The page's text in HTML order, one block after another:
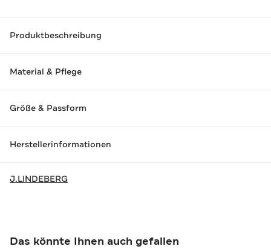
Produktbeschreibung
Material & Pflege
Größe & Passform
Herstellerinformationen
J.LINDEBERG
Das könnte Ihnen auch gefallen